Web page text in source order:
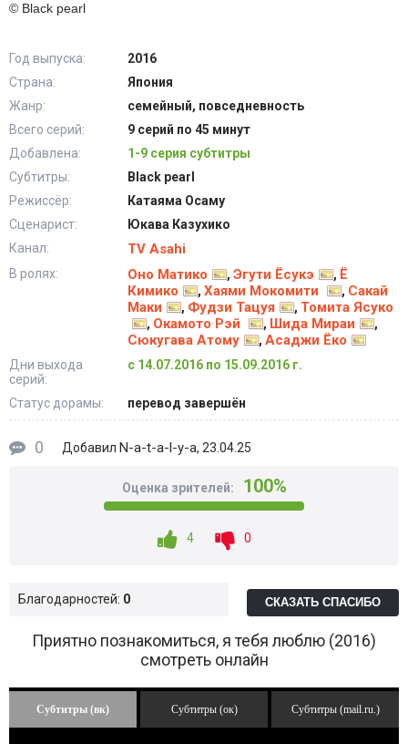
© Black pearl
Год выпуска:
2016
Страна:
Япония
Жанр:
семейный, повседневность
Всего серий:
9 серий по 45 минут
Добавлена:
1-9 серия субтитры
Субтитры:
Black pearl
Режиссёр:
Катаяма Осаму
Сценарист:
Юкава Казухико
Канал:
TV Asahi
В ролях: Оно Матико , Эгути Ёсукэ , Ё
Кимико
, Хаями Мокомити , Сакай
Маки
, Фудзи Тацуя , Томита Ясуко
, Окамото Рэй , Шида Мираи ,
Сюкугава Атому , Асаджи Ёко
Дни выхода
серий:
с 14.07.2016 по 15.09.2016 г.
Статус дорамы: перевод завершён
0 Добавил N-a-t-a-l-y-a, 23.04.25
Оценка зрителей: 100%
4 0
Благодарностей: 0 СКАЗАТЬ СПАСИБО
Приятно познакомиться, я тебя люблю (2016)
смотреть онлайн
Субтитры (вк) Субтитры (ок) Субтитры (mail.ru.)